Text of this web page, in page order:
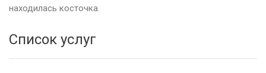
находилась косточка.
Список услуг